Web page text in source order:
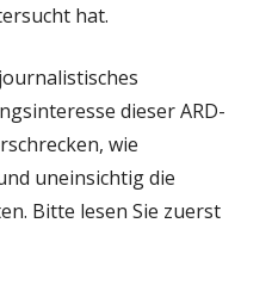
hat.
dieser ARD-
wie
uneinsichtig die
Bitte lesen Sie zuerst